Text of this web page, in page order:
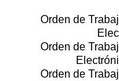
Orden de
Orden de
Orden de